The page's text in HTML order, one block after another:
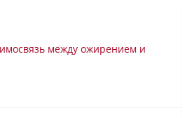
между ожирением и